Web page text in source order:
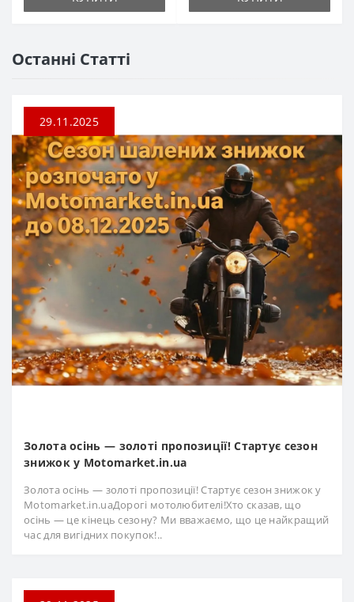
Останні Статті
29.11.2025
Золота осінь — золоті пропозиції! Стартує сезон
знижок у Motomarket.in.ua
Золота осінь — золоті пропозиції! Стартує сезон знижок у
Motomarket.in.uaДорогі мотолюбителі!Хто сказав, що
осінь — це кінець сезону? Ми вважаємо, що це найкращий
час для вигідних покупок!..